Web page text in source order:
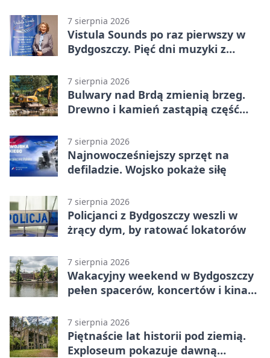
7 sierpnia 2026
Vistula Sounds po raz pierwszy w
Bydgoszczy. Pięć dni muzyki z
7 sierpnia 2026
Bulwary nad Brdą zmienią brzeg.
Drewno i kamień zastąpią część
7 sierpnia 2026
Najnowocześniejszy sprzęt na
defiladzie. Wojsko pokaże siłę
7 sierpnia 2026
Policjanci z Bydgoszczy weszli w
żrący dym, by ratować lokatorów
7 sierpnia 2026
Wakacyjny weekend w Bydgoszczy
pełen spacerów, koncertów i kina
7 sierpnia 2026
Piętnaście lat historii pod ziemią.
Exploseum pokazuje dawną